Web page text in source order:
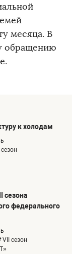
месяца. В
обращению
к холодам
сезона
федерального
VII сезон